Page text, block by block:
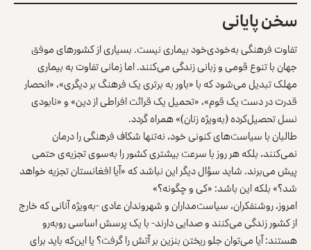
سخن پایانی
تفاوت فرهنگی به‌خودی‌خود بیماری نیست. بسیاری از کشورهای موفق
جهان با تنوع قومی و زبانی زندگی می‌کنند. اما زمانی تفاوت به بیماری
مهلک تبدیل می‌شود که با «باور به برتری یک فرهنگ بر دیگری»، «انحصار
قدرت در دست یک قوم»، «تحمیل یک قرائت افراطی از دین» و «نابودی
نسل تحصیل‌کرده (به‌ویژه زنان)» همراه گردد.
طالبان با سیاست‌های کنونی خود، نه‌تنها شکاف فرهنگی را درمان
نمی‌کنند، بلکه هر روز با سرعت بیشتری کشور را به‌سوی تجزیه‌ی حتمی
پیش می‌برند. شاید سؤال دیگر این نباشد که «آیا افغانستان تجزیه خواهد
شد؟» بلکه این باشد: «کی و چگونه؟»
امروز، روشنفکران، سیاست‌مداران و شهروندان عادی -به‌ویژه آنانی که خارج
از کشور زندگی می‌کنند و صدایی دارند- با یک پرسش اساسی روبه‌رو
هستند: آیا می‌توان جلو ریختن بنزین بر آتش را گرفت؟ یا این‌که باید برای